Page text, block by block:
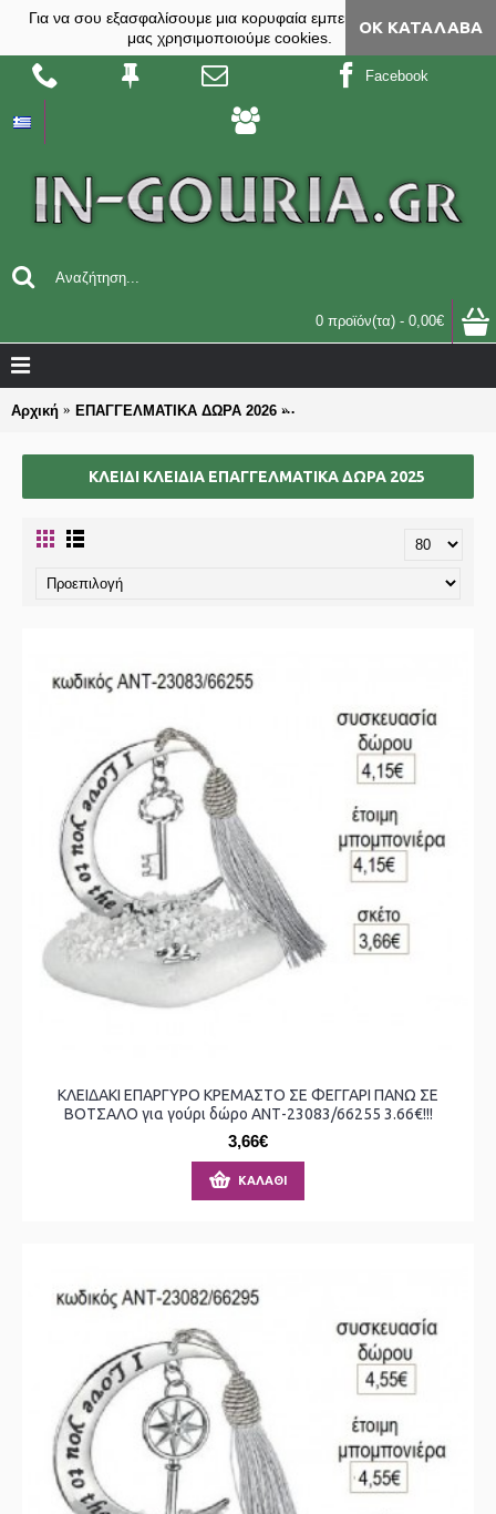
Για να σου εξασφαλίσουμε μια κορυφαία εμπειρία, στο site
μας χρησιμοποιούμε cookies.
ΟΚ ΚΑΤΆΛΑΒΑ
Facebook
0 προϊόν(τα) - 0,00€
Αρχική ΕΠΑΓΓΕΛΜΑΤΙΚΑ ΔΩΡΑ 2026 ΚΛΕΙΔΙ ΚΛΕΙΔΙΑ
ΚΛΕΙΔΙ ΚΛΕΙΔΙΑ ΕΠΑΓΓΕΛΜΑΤΙΚΆ ΔΏΡΑ 2025
ΚΛΕΙΔΑΚΙ ΕΠΑΡΓΥΡΟ ΚΡΕΜΑΣΤΟ ΣΕ ΦΕΓΓΑΡΙ ΠΑΝΩ ΣΕ
ΒΟΤΣΑΛΟ για γούρι δώρο ΑΝΤ-23083/66255 3.66€!!!
3,66€
ΚΑΛΆΘΙ